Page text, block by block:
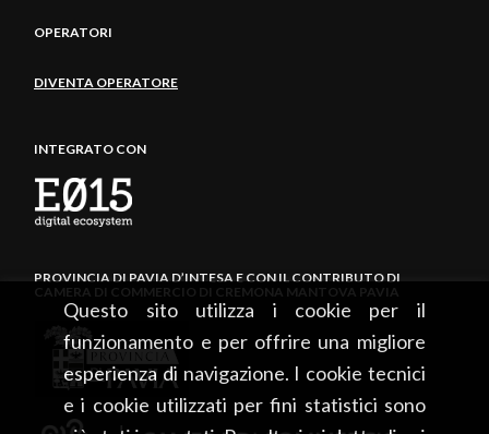
Questo sito utilizza i cookie per il
funzionamento e per offrire una migliore
esperienza di navigazione. I cookie tecnici
e i cookie utilizzati per fini statistici sono
OPERATORI
DIVENTA OPERATORE
INTEGRATO CON
PROVINCIA DI PAVIA D’INTESA E CON IL CONTRIBUTO DI
CAMERA DI COMMERCIO DI CREMONA MANTOVA PAVIA